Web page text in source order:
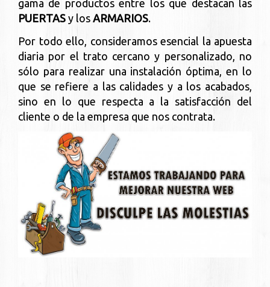
gama de productos entre los que destacan las
PUERTAS y los ARMARIOS.
Por todo ello, consideramos esencial la apuesta
diaria por el trato cercano y personalizado, no
sólo para realizar una instalación óptima, en lo
que se refiere a las calidades y a los acabados,
sino en lo que respecta a la satisfacción del
cliente o de la empresa que nos contrata.